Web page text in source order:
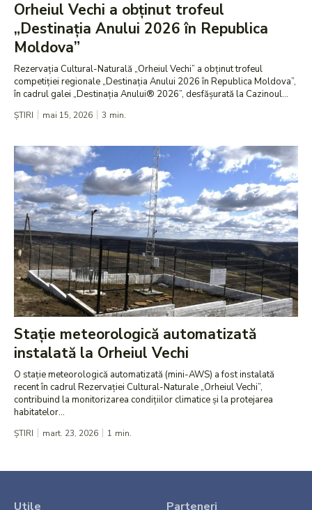
Orheiul Vechi a obținut trofeul
„Destinația Anului 2026 în Republica
Moldova”
Rezervația Cultural-Naturală „Orheiul Vechi” a obținut trofeul
competiției regionale „Destinația Anului 2026 în Republica Moldova”,
în cadrul galei „Destinația Anului® 2026”, desfășurată la Cazinoul...
ȘTIRI mai 15, 2026 3 min.
Stație meteorologică automatizată
instalată la Orheiul Vechi
O stație meteorologică automatizată (mini-AWS) a fost instalată
recent în cadrul Rezervației Cultural-Naturale „Orheiul Vechi”,
contribuind la monitorizarea condițiilor climatice și la protejarea
habitatelor...
ȘTIRI mart. 23, 2026 1 min.
Utile Parteneri